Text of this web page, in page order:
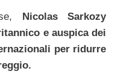
Nicolas Sarkozy
e auspica dei
per ridurre